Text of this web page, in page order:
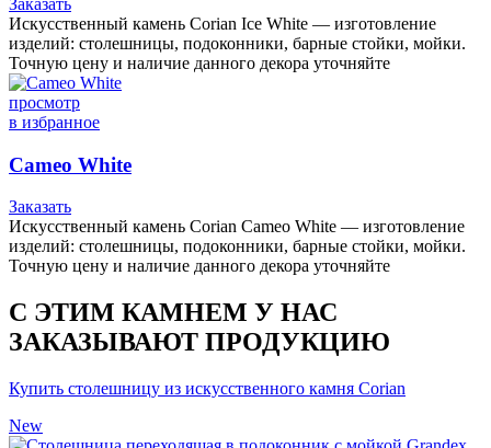
Искусственный камень Corian Ice White — изготовление
изделий: столешницы, подоконники, барные стойки, мойки.
Точную цену и наличие данного декора уточняйте
просмотр
в избранное
Cameo White
Заказать
Искусственный камень Corian Cameo White — изготовление
изделий: столешницы, подоконники, барные стойки, мойки.
Точную цену и наличие данного декора уточняйте
С ЭТИМ КАМНЕМ У НАС
ЗАКАЗЫВАЮТ ПРОДУКЦИЮ
Купить столешницу из искусственного камня Corian
New